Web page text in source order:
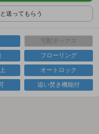
送ってもらう
宅配ボックス
フローリング
オートロック
追い焚き機能付